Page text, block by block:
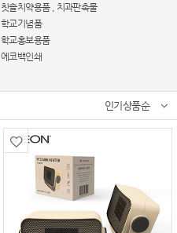
칫솔치약용품 , 치과판촉물
학교기념품
학교홍보용품
에코백인쇄
인기상품순